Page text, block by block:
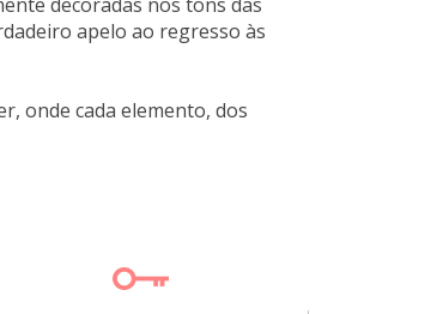
apelo ao regresso às
onde cada elemento, dos